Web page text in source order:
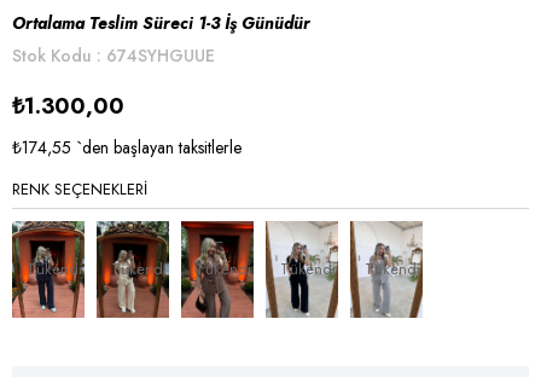
Ortalama Teslim Süreci 1-3 İş Günüdür
Stok Kodu
674SYHGUUE
₺1.300,00
₺174,55 `den başlayan taksitlerle
RENK SEÇENEKLERI
Tükendi Tükendi Tükendi Tükendi Tükendi